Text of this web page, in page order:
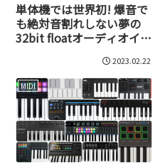
単体機では世界初! 爆音で
も絶対音割れしない夢の
32bit floatオーディオイン
ZOOMが発売開始 2023.02.22
MIDI